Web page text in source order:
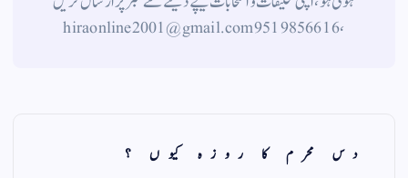
، 9519856616 hiraonline2001@gmail.com
دس محرم کا روزہ کیوں ؟